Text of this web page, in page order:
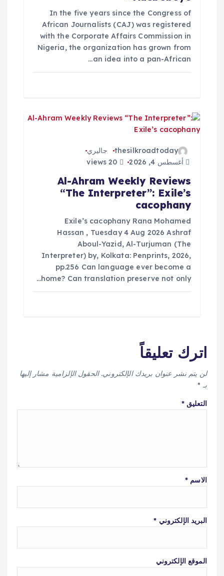
ت
In the five years since the Congress of
African Journalists (CAJ) was registered
with the Corporate Affairs Commission in
Nigeria, the organization has grown from
an idea into a pan-African…
thesilkroadtoday
جاليري
أغسطس 4, 2026
Al-Ahram Weekly Reviews
“The Interpreter”: Exile’s
cacophany
Exile’s cacophany Rana Mohamed
Hassan , Tuesday 4 Aug 2026 Ashraf
Aboul-Yazid, Al-Turjuman (The
Interpreter) by, Kolkata: Penprints, 2026,
pp.256 Can language ever become a
home? Can translation preserve not only…
اترك تعليقاً
لن يتم نشر عنوان بريدك الإلكتروني. الحقول الإلزامية مشار إليها
بـ *
التعليق*
الاسم *
البريد الإلكتروني *
الموقع الإلكتروني